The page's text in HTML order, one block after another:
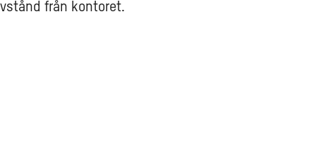
från kontoret.